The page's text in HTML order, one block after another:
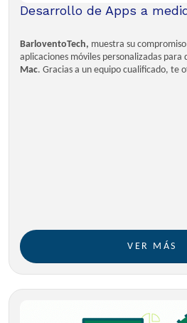
Desarrollo de Apps a
BarloventoTech, muestra su
aplicaciones móviles personalizadas para
Mac. Gracias a un equipo cualificado, te
VER MÁS